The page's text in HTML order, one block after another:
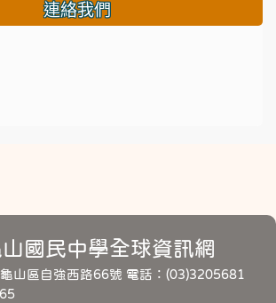
連絡我們
國民中學全球資訊網
山區自強西路66號 電話：(03)3205681